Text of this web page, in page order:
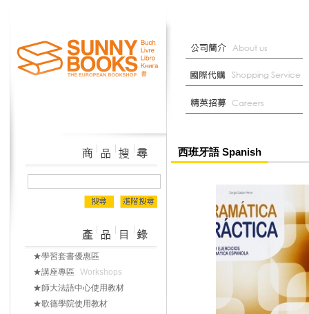
★學習套書優惠區
★講座專區
Workshops
★師大法語中心使用教材
★歌德學院使用教材
西班牙語 Spanish